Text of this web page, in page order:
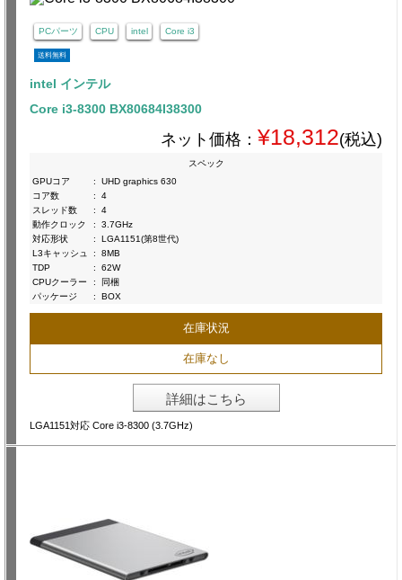
PCパーツ CPU intel Core i3
送料無料
intel インテル
Core i3-8300 BX80684I38300
ネット価格： ¥18,312(税込)
スペック
GPUコア
:
UHD graphics 630
コア数
:
4
スレッド数
:
4
動作クロック
:
3.7GHz
対応形状
:
LGA1151(第8世代)
L3キャッシュ
:
8MB
TDP
:
62W
CPUクーラー
:
同梱
パッケージ
: BOX
在庫状況
在庫なし
詳細はこちら
LGA1151対応 Core i3-8300 (3.7GHz)